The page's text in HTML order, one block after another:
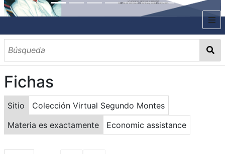
INICIO
SOBRE EL AUTOR
CONTENIDO
TODOS LOS DOCUMENTOS
CATEGORIAS
OBRAS SOBRE EL AUTOR P. SEGUNDO MONTES
MATERIAS
PALABRAS CLAVES
MULTIMEDIA
GALERÍA
Fichas
Sitio
Colección Virtual Segundo Montes
Materia es exactamente
Economic assistance